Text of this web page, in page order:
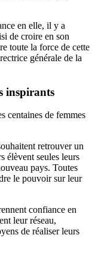
en elle, il y a
de croire en son
toute la force de cette
générale de la
inspirants
centaines de femmes
retrouver un
élèvent seules leurs
pays. Toutes
le pouvoir sur leur
confiance en
leur réseau,
de réaliser leurs